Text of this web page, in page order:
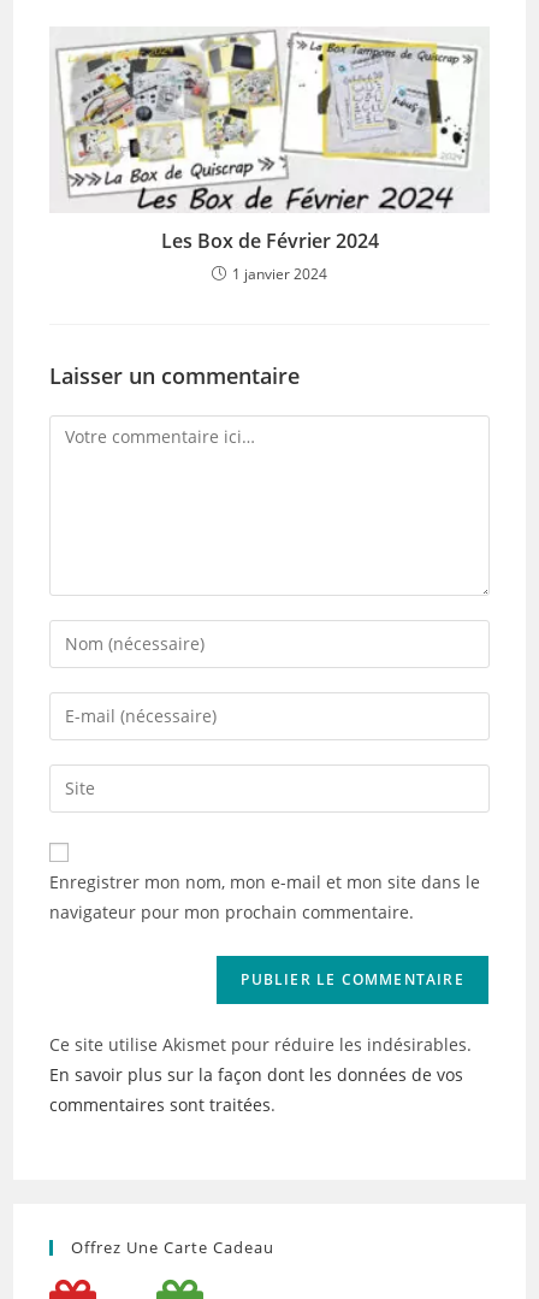
Les Box de Février 2024
1 janvier 2024
Laisser un commentaire
Comment
Enter
your
name
comment
Enter
your
email
address
comment
Saisir
l’URL
de
votre
(facultatif)
Enregistrer mon nom, mon e-mail et mon site dans le
navigateur pour mon prochain commentaire.
Ce site utilise Akismet pour réduire les indésirables.
En savoir plus sur la façon dont les données de vos
commentaires sont traitées.
Offrez Une Carte Cadeau